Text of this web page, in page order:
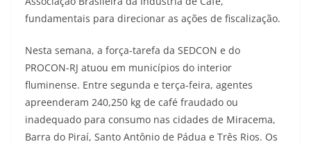
fundamentais para direcionar as ações de fiscalização.
Nesta semana, a força-tarefa da SEDCON e do
PROCON-RJ atuou em municípios do interior
fluminense. Entre segunda e terça-feira, agentes
apreenderam 240,250 kg de café fraudado ou
inadequado para consumo nas cidades de Miracema,
Barra do Piraí, Santo Antônio de Pádua e Três Rios. Os